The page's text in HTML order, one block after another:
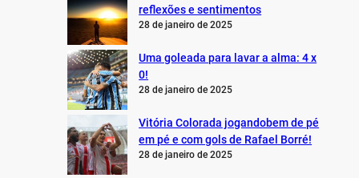
reflexões e sentimentos
28 de janeiro de 2025
Uma goleada para lavar a alma: 4 x
0!
28 de janeiro de 2025
Vitória Colorada jogandobem de pé
em pé e com gols de Rafael Borré!
28 de janeiro de 2025